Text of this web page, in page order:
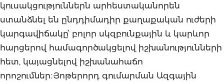
կուսակցություններն արհեստականորեն
ստանձնել են ընդդիմադիր քաղաքական ուժերի
կարգավիճակը՝ բոլոր սկզբունքային և կարևոր
հարցերով համագործակցելով իշխանությունների
հետ, կայացնելով իշխանահաճո
որոշումներ։Յոթերորդ գումարման Ազգային